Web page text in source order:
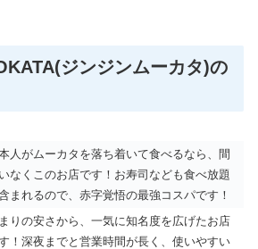
ジンジンムーカタ)の
人がムーカタを落ち着いて食べるなら、間
なくこのお店です！お寿司なども食べ放題
まれるので、赤字覚悟の最強コスパです！
りの安さから、一気に知名度を広げたお店
！深夜までと営業時間が長く、使いやすい